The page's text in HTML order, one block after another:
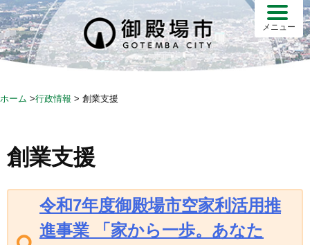
S
k
i
p
メニュー
ホーム >行政情報 > 創業支援
創業支援
令和7年度御殿場市空家利活用推
進事業 「家から一歩。あなた